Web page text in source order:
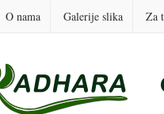
O nama Galerije slika Za